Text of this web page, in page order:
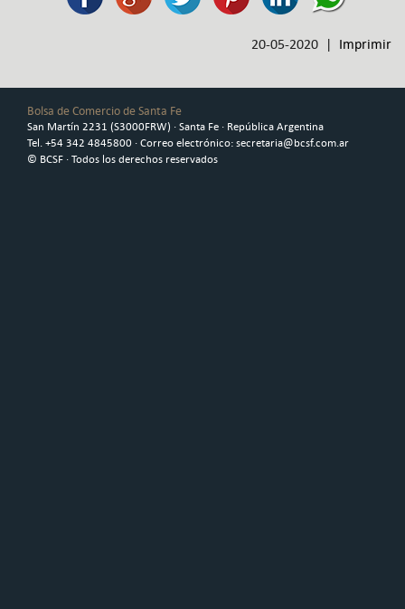
20-05-2020 | Imprimir
Bolsa de Comercio de Santa Fe
San Martín 2231 (S3000FRW) · Santa Fe · República Argentina
Tel. +54 342 4845800 · Correo electrónico: secretaria@bcsf.com.ar
© BCSF · Todos los derechos reservados